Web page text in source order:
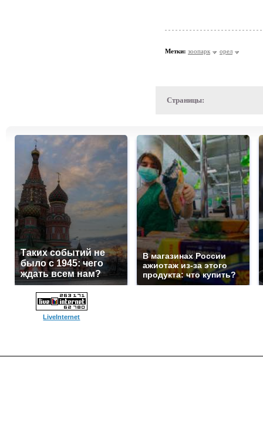
Метки: зоопарк орел
Страницы:
Таких событий не
было с 1945: чего
ждать всем нам?
В магазинах России
ажиотаж из-за этого
продукта: что купить?
LiveInternet